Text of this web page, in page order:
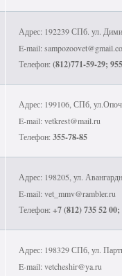
Адрес: 192239 СПб. ул.
E-mail:
Телефон: (812)771-59-29;
Адрес: 199106, СПб,
E-mail: vetkrest@mail.ru
Телефон:355-78-85
Адрес: 198205, ул.
E-mail: vet_mmv@rambler.ru
Телефон: +7 (812) 735 52
Адрес: 198329 СПб, ул.
E-mail: vetcheshir@ya.ru